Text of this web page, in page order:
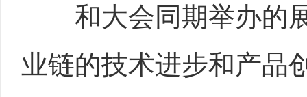
和大会同期举办的展
业链的技术进步和产品